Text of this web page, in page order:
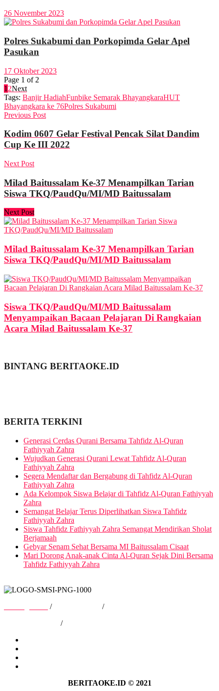
26 November 2023
Polres Sukabumi dan Porkopimda Gelar Apel
Pasukan
17 Oktober 2023
Page 1 of 2
1 2Next
Tags: Banjir HadiahFunbike Semarak BhayangkaraHUT
Bhayangkara ke 76Polres Sukabumi
Previous Post
Kodim 0607 Gelar Festival Pencak Silat Dandim
Cup Ke III 2022
Next Post
Milad Baitussalam Ke-37 Menampilkan Tarian
Siswa TKQ/PaudQu/MI/MD Baitussalam
Next Post
Milad Baitussalam Ke-37 Menampilkan Tarian
Siswa TKQ/PaudQu/MI/MD Baitussalam
Siswa TKQ/PaudQu/MI/MD Baitussalam
Menyampaikan Bacaan Pelajaran Di Rangkaian
Acara Milad Baitussalam Ke-37
BINTANG BERITAOKE.ID
BERITA TERKINI
Generasi Cerdas Qurani Bersama Tahfidz Al-Quran
Fathiyyah Zahra
Wujudkan Generasi Qurani Lewat Tahfidz Al-Quran
Fathiyyah Zahra
Segera Mendaftar dan Bergabung di Tahfidz Al-Quran
Fathiyyah Zahra
Ada Kelompok Siswa Belajar di Tahfidz Al-Quran Fathiyyah
Zahra
Semangat Belajar Terus Diperlihatkan Siswa Tahfidz
Fathiyyah Zahra
Siswa Tahfidz Fathiyyah Zahra Semangat Mendirikan Sholat
Berjamaah
Gebyar Senam Sehat Bersama MI Baitussalam Cisaat
Mari Dorong Anak-anak Cinta Al-Quran Sejak Dini Bersama
Tahfidz Fathiyyah Zahra
/
/
/
BERITAOKE.ID © 2021